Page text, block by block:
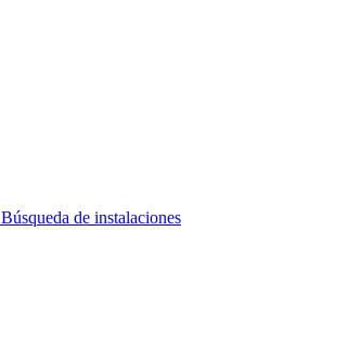
Búsqueda de instalaciones